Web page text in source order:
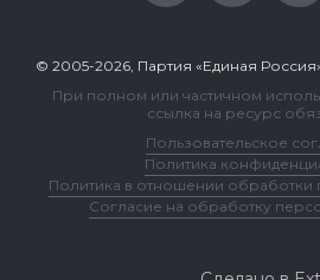
© 2005-2026, Партия «Единая
При полном или частичном
ссылка на ресурс
Пользовательское
Политика
Политика в отношении обработки
Согласие на обработку